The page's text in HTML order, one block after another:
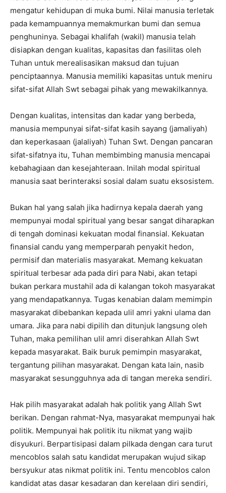
mengatur kehidupan di muka bumi. Nilai manusia terletak
pada kemampuannya memakmurkan bumi dan semua
penghuninya. Sebagai khalifah (wakil) manusia telah
disiapkan dengan kualitas, kapasitas dan fasilitas oleh
Tuhan untuk merealisasikan maksud dan tujuan
penciptaannya. Manusia memiliki kapasitas untuk meniru
sifat-sifat Allah Swt sebagai pihak yang mewakilkannya.
Dengan kualitas, intensitas dan kadar yang berbeda,
manusia mempunyai sifat-sifat kasih sayang (jamaliyah)
dan keperkasaan (jalaliyah) Tuhan Swt. Dengan pancaran
sifat-sifatnya itu, Tuhan membimbing manusia mencapai
kebahagiaan dan kesejahteraan. Inilah modal spiritual
manusia saat berinteraksi sosial dalam suatu eksosistem.
Bukan hal yang salah jika hadirnya kepala daerah yang
mempunyai modal spiritual yang besar sangat diharapkan
di tengah dominasi kekuatan modal finansial. Kekuatan
finansial candu yang memperparah penyakit hedon,
permisif dan materialis masyarakat. Memang kekuatan
spiritual terbesar ada pada diri para Nabi, akan tetapi
bukan perkara mustahil ada di kalangan tokoh masyarakat
yang mendapatkannya. Tugas kenabian dalam memimpin
masyarakat dibebankan kepada ulil amri yakni ulama dan
umara. Jika para nabi dipilih dan ditunjuk langsung oleh
Tuhan, maka pemilihan ulil amri diserahkan Allah Swt
kepada masyarakat. Baik buruk pemimpin masyarakat,
tergantung pilihan masyarakat. Dengan kata lain, nasib
masyarakat sesungguhnya ada di tangan mereka sendiri.
Hak pilih masyarakat adalah hak politik yang Allah Swt
berikan. Dengan rahmat-Nya, masyarakat mempunyai hak
politik. Mempunyai hak politik itu nikmat yang wajib
disyukuri. Berpartisipasi dalam pilkada dengan cara turut
mencoblos salah satu kandidat merupakan wujud sikap
bersyukur atas nikmat politik ini. Tentu mencoblos calon
kandidat atas dasar kesadaran dan kerelaan diri sendiri,